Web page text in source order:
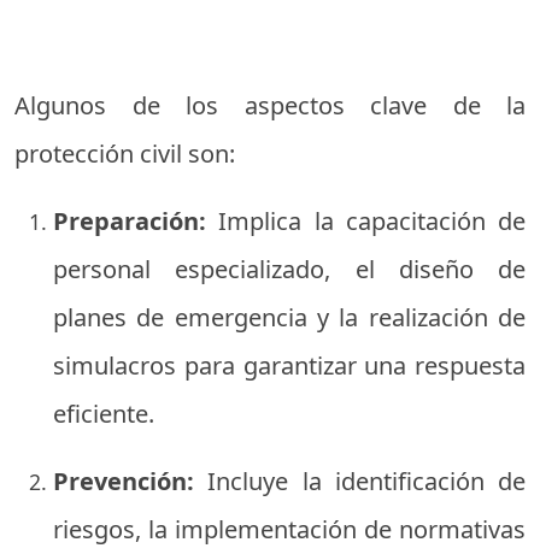
Algunos de los aspectos clave de la
protección civil son:
Preparación: Implica la capacitación de
personal especializado, el diseño de
planes de emergencia y la realización de
simulacros para garantizar una respuesta
eficiente.
Prevención: Incluye la identificación de
riesgos, la implementación de normativas